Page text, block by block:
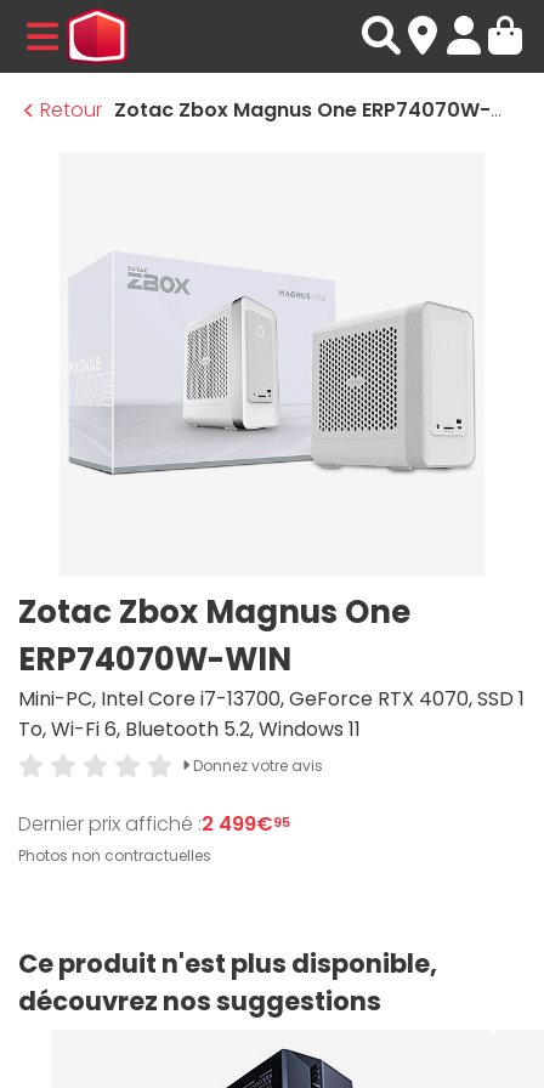
MENU
Retour
Zotac Zbox Magnus One ERP74070W-WIN
Zotac Zbox Magnus One
ERP74070W-WIN
Mini-PC, Intel Core i7-13700, GeForce RTX 4070, SSD 1
To, Wi-Fi 6, Bluetooth 5.2, Windows 11
Donnez votre avis
Dernier prix affiché :2 499€95
Photos non contractuelles
Ce produit n'est plus disponible,
découvrez nos suggestions